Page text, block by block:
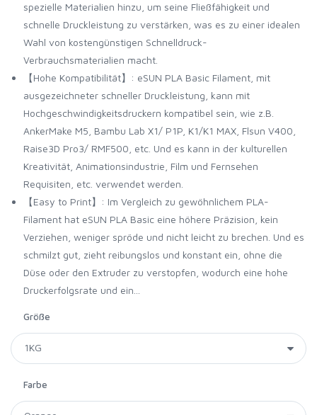
spezielle Materialien hinzu, um seine Fließfähigkeit und
schnelle Druckleistung zu verstärken, was es zu einer idealen
Wahl von kostengünstigen Schnelldruck-
Verbrauchsmaterialien macht.
【Hohe Kompatibilität】: eSUN PLA Basic Filament, mit
ausgezeichneter schneller Druckleistung, kann mit
Hochgeschwindigkeitsdruckern kompatibel sein, wie z.B.
AnkerMake M5, Bambu Lab X1/ P1P, K1/K1 MAX, Flsun V400,
Raise3D Pro3/ RMF500, etc. Und es kann in der kulturellen
Kreativität, Animationsindustrie, Film und Fernsehen
Requisiten, etc. verwendet werden.
【Easy to Print】: Im Vergleich zu gewöhnlichem PLA-
Filament hat eSUN PLA Basic eine höhere Präzision, kein
Verziehen, weniger spröde und nicht leicht zu brechen. Und es
schmilzt gut, zieht reibungslos und konstant ein, ohne die
Düse oder den Extruder zu verstopfen, wodurch eine hohe
Druckerfolgsrate und ein...
Größe
Farbe